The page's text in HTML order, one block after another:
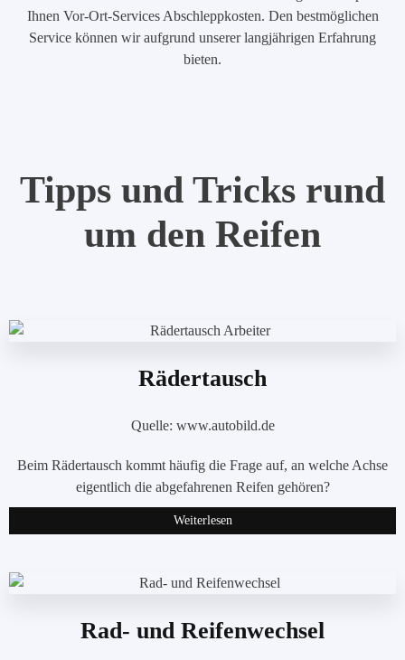
Ihnen Vor-Ort-Services Abschleppkosten. Den bestmöglichen
Service können wir aufgrund unserer langjährigen Erfahrung
bieten.
Tipps und Tricks rund
um den Reifen
Rädertausch
Quelle: www.autobild.de
Beim Rädertausch kommt häufig die Frage auf, an welche Achse
eigentlich die abgefahrenen Reifen gehören?
Weiterlesen
Rad- und Reifenwechsel